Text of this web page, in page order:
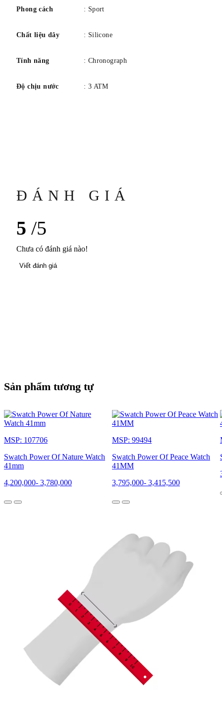
Phong cách : Sport
Chất liệu dây : Silicone
Tính năng : Chronograph
Độ chịu nước : 3 ATM
ĐÁNH GIÁ
5 /5
Chưa có đánh giá nào!
Viết đánh giá
Sản phẩm tương tự
MSP: 107706
Swatch Power Of Nature Watch
41mm
4,200,000- 3,780,000
MSP: 99494
Swatch Power Of Peace Watch
41MM
3,795,000- 3,415,500